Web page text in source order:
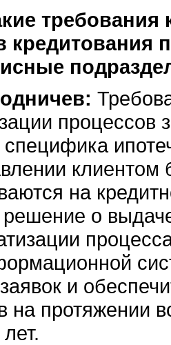
требования
кредитования
процессов
на
о
и
на протяжении